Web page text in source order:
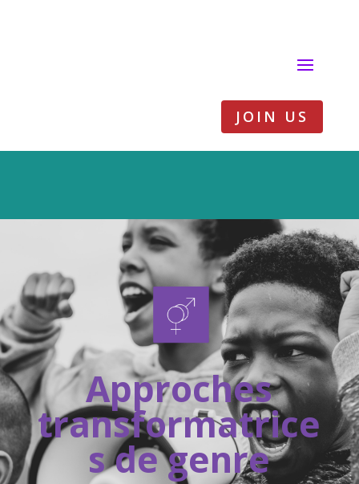
JOIN US
Approches
transformatrice
s de genre